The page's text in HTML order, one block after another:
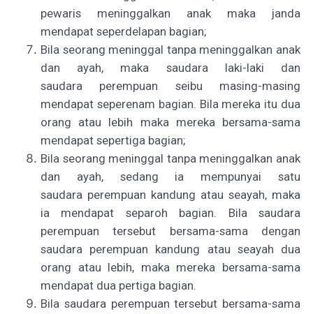
pewaris meninggalkan anak maka janda
mendapat seperdelapan bagian;
Bila seorang meninggal tanpa meninggalkan anak
dan ayah, maka saudara laki-laki dan
saudara perempuan seibu masing-masing
mendapat seperenam bagian. Bila mereka itu dua
orang atau lebih maka mereka bersama-sama
mendapat sepertiga bagian;
Bila seorang meninggal tanpa meninggalkan anak
dan ayah, sedang ia mempunyai satu
saudara perempuan kandung atau seayah, maka
ia mendapat separoh bagian. Bila saudara
perempuan tersebut bersama-sama dengan
saudara perempuan kandung atau seayah dua
orang atau lebih, maka mereka bersama-sama
mendapat dua pertiga bagian.
Bila saudara perempuan tersebut bersama-sama